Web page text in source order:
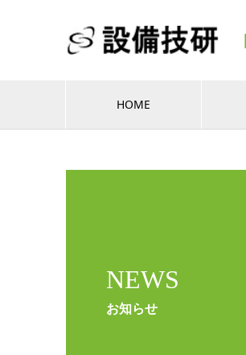
HOME
NEWS
お知らせ